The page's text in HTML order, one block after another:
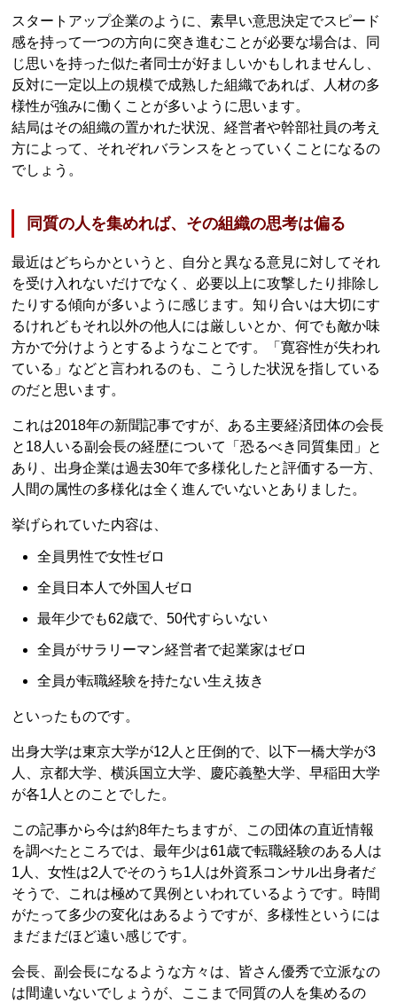
スタートアップ企業のように、素早い意思決定でスピード
感を持って一つの方向に突き進むことが必要な場合は、同
じ思いを持った似た者同士が好ましいかもしれませんし、
反対に一定以上の規模で成熟した組織であれば、人材の多
様性が強みに働くことが多いように思います。
結局はその組織の置かれた状況、経営者や幹部社員の考え
方によって、それぞれバランスをとっていくことになるの
でしょう。
同質の人を集めれば、その組織の思考は偏る
最近はどちらかというと、自分と異なる意見に対してそれ
を受け入れないだけでなく、必要以上に攻撃したり排除し
たりする傾向が多いように感じます。知り合いは大切にす
るけれどもそれ以外の他人には厳しいとか、何でも敵か味
方かで分けようとするようなことです。「寛容性が失われ
ている」などと言われるのも、こうした状況を指している
のだと思います。
これは2018年の新聞記事ですが、ある主要経済団体の会長
と18人いる副会長の経歴について「恐るべき同質集団」と
あり、出身企業は過去30年で多様化したと評価する一方、
人間の属性の多様化は全く進んでいないとありました。
挙げられていた内容は、
全員男性で女性ゼロ
全員日本人で外国人ゼロ
最年少でも62歳で、50代すらいない
全員がサラリーマン経営者で起業家はゼロ
全員が転職経験を持たない生え抜き
といったものです。
出身大学は東京大学が12人と圧倒的で、以下一橋大学が3
人、京都大学、横浜国立大学、慶応義塾大学、早稲田大学
が各1人とのことでした。
この記事から今は約8年たちますが、この団体の直近情報
を調べたところでは、最年少は61歳で転職経験のある人は
1人、女性は2人でそのうち1人は外資系コンサル出身者だ
そうで、これは極めて異例といわれているようです。時間
がたって多少の変化はあるようですが、多様性というには
まだまだほど遠い感じです。
会長、副会長になるような方々は、皆さん優秀で立派なの
は間違いないでしょうが、ここまで同質の人を集めるの